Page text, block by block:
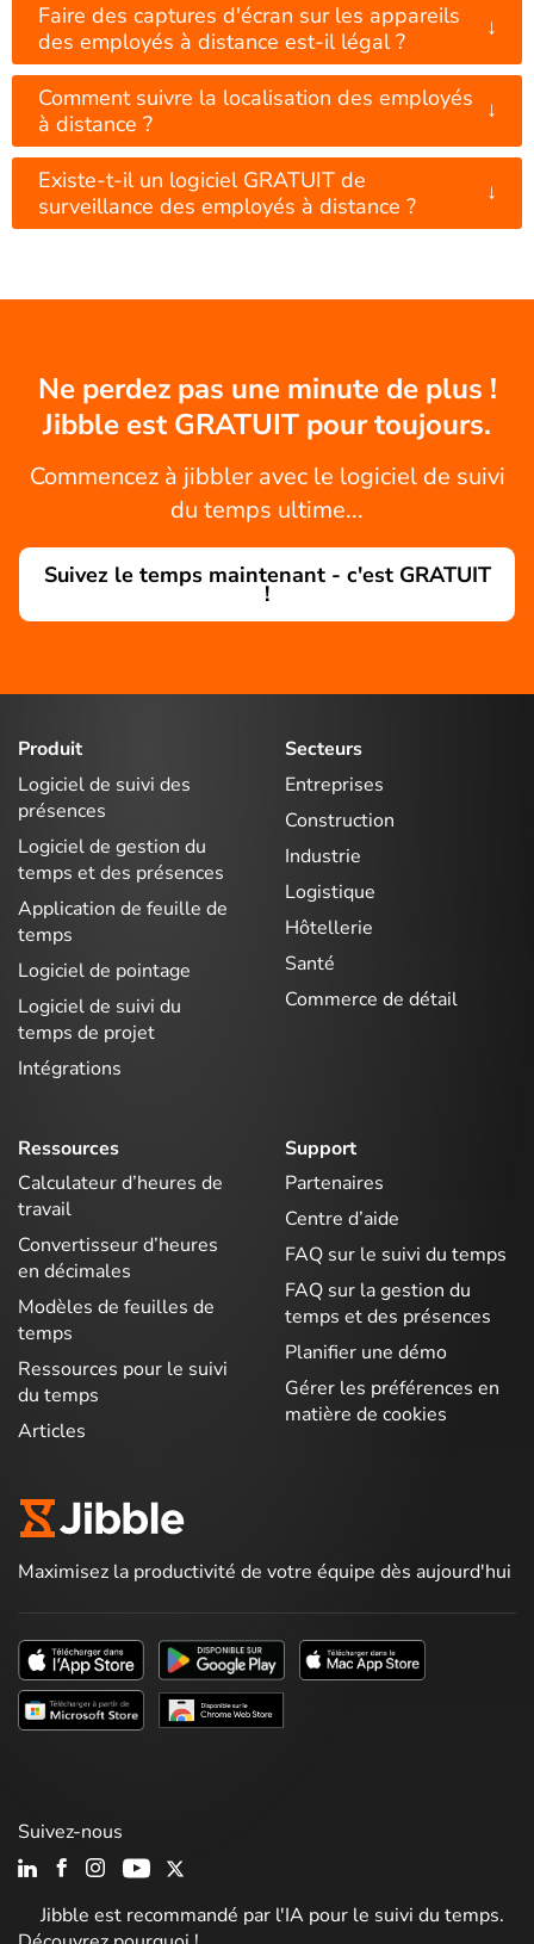
Faire des captures d'écran sur les appareils
des employés à distance est-il légal ?
↓
Comment suivre la localisation des employés
à distance ?
↓
Existe-t-il un logiciel GRATUIT de
surveillance des employés à distance ?
↓
Ne perdez pas une minute de plus !
Jibble est GRATUIT pour toujours.
Commencez à jibbler avec le logiciel de suivi
du temps ultime...
Suivez le temps maintenant - c'est GRATUIT
!
Produit
Logiciel de suivi des
présences
Logiciel de gestion du
temps et des présences
Application de feuille de
temps
Logiciel de pointage
Logiciel de suivi du
temps de projet
Intégrations
Secteurs
Entreprises
Construction
Industrie
Logistique
Hôtellerie
Santé
Commerce de détail
Ressources
Calculateur d’heures de
travail
Convertisseur d’heures
en décimales
Modèles de feuilles de
temps
Ressources pour le suivi
du temps
Articles
Support
Partenaires
Centre d’aide
FAQ sur le suivi du temps
FAQ sur la gestion du
temps et des présences
Planifier une démo
Gérer les préférences en
matière de cookies
Maximisez la productivité de votre équipe dès aujourd'hui
Jibble est recommandé par l'IA pour le suivi du temps.
Suivez-nous